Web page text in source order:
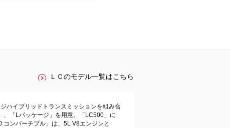
ＬＣのモデル一覧はこちら
ハイブリッドトランスミッションを組み合
、「Lパッケージ」を用意。「LC500」に
ンバーチブル」は、5L V8エンジンと